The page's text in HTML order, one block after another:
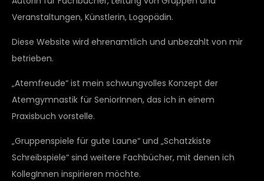
Veranstaltungen, Künstlerin, Logopädin.
Diese Website wird ehrenamtlich und unbezahlt von mir
betrieben.
„Atemfreude“ ist mein schwungvolles Konzept der
Atemgymnastik für SeniorInnen, das ich in einem
Praxisbuch vorstelle.
„Gruppenspiele für gute Laune“ und „Schatzkiste
Schreibspiele“ sind weitere Fachbücher, mit denen ich
KollegInnen inspirieren möchte.